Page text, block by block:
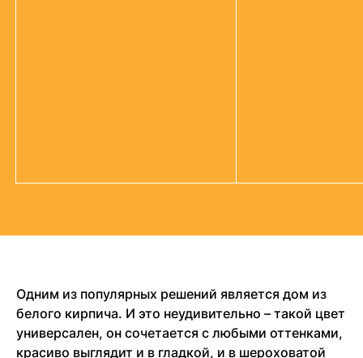
Одним из популярных решений является дом из
белого кирпича. И это неудивительно – такой цвет
универсален, он сочетается с любыми оттенками,
красиво выглядит и в гладкой, и в шероховатой